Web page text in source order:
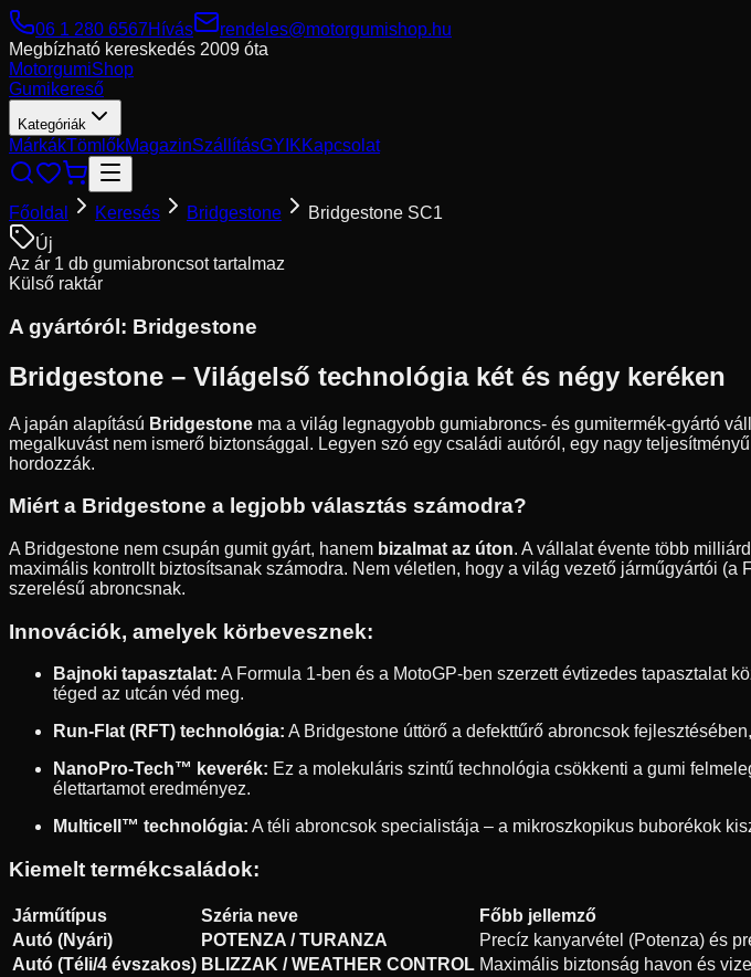
06 1 280 6567Hívás
rendeles@motorgumishop.hu
Megbízható kereskedés 2009 óta
MotorgumiShop
Gumikereső
Kategóriák
MárkákTömlőkMagazinSzállításGYIKKapcsolat
Főoldal Keresés Bridgestone
Bridgestone SC1
Új
Az ár 1 db gumiabroncsot tartalmaz
Külső raktár
A gyártóról: Bridgestone
Bridgestone – Világelső technológia két és négy keréken
A japán alapítású Bridgestone ma a világ legnagyobb gumiabroncs- és gumitermék-gyártó
megalkuvást nem ismerő biztonsággal. Legyen szó egy családi autóról, egy nagy
hordozzák.
Miért a Bridgestone a legjobb választás számodra?
A Bridgestone nem csupán gumit gyárt, hanem bizalmat az úton. A vállalat évente több
maximális kontrollt biztosítsanak számodra. Nem véletlen, hogy a világ vezető járműgyártói
szerelésű abroncsnak.
Innovációk, amelyek körbevesznek:
Bajnoki tapasztalat: A Formula 1-ben és a MotoGP-ben szerzett évtizedes tapasztalat
téged az utcán véd meg.
Run-Flat (RFT) technológia: A Bridgestone úttörő a defekttűrő abroncsok
NanoPro-Tech™ keverék: Ez a molekuláris szintű technológia csökkenti a gumi
élettartamot eredményez.
Multicell™ technológia: A téli abroncsok specialistája – a mikroszkopikus buborékok
Kiemelt termékcsaládok:
Járműtípus Széria neve
Főbb jellemző
Autó (Nyári)
POTENZA / TURANZA
Precíz kanyarvétel (Potenza) és
Autó (Téli/4 évszakos) BLIZZAK / WEATHER CONTROL Maximális biztonság havon és